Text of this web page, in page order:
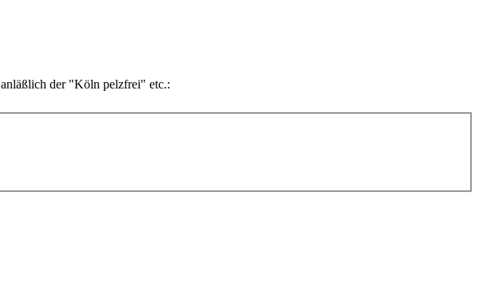
anläßlich der "Köln pelzfrei" etc.: